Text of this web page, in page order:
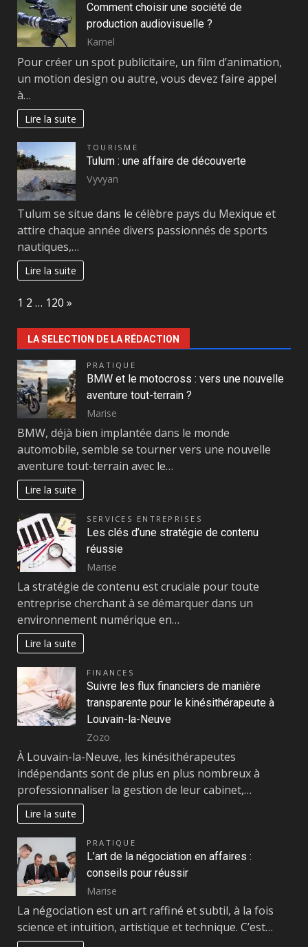
Comment choisir une société de
production audiovisuelle ?
Kamel
Pour créer un spot publicitaire, un film d’animation,
un motion design ou autre, vous devez faire appel
à…
Lire la suite
TOURISME
Tulum : une affaire de découverte
Vyvyan
Tulum se situe dans le célèbre pays du Mexique et
attire chaque année divers passionnés de sports
nautiques,…
Lire la suite
Page:
1 2 … 120 Next
»
LA SELECTION DE LA RÉDACTION
PRATIQUE
BMW et le motocross : vers une nouvelle
aventure tout-terrain ?
Marise
BMW, déjà bien implantée dans le monde
automobile, semble se tourner vers une nouvelle
aventure tout-terrain avec le…
Lire la suite
SERVICES ENTREPRISES
Les clés d’une stratégie de contenu
réussie
Marise
La stratégie de contenu est cruciale pour toute
entreprise cherchant à se démarquer dans un
environnement numérique en…
Lire la suite
FINANCES
Suivre les flux financiers de manière
transparente pour le kinésithérapeute à
Louvain-la-Neuve
Zozo
À Louvain-la-Neuve, les kinésithérapeutes
indépendants sont de plus en plus nombreux à
professionnaliser la gestion de leur cabinet,…
Lire la suite
PRATIQUE
L’art de la négociation en affaires :
conseils pour réussir
Marise
La négociation est un art raffiné et subtil, à la fois
science et intuition, artistique et technique. C’est…